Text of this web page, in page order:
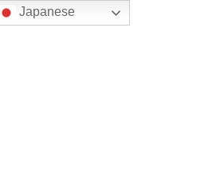
Japanese